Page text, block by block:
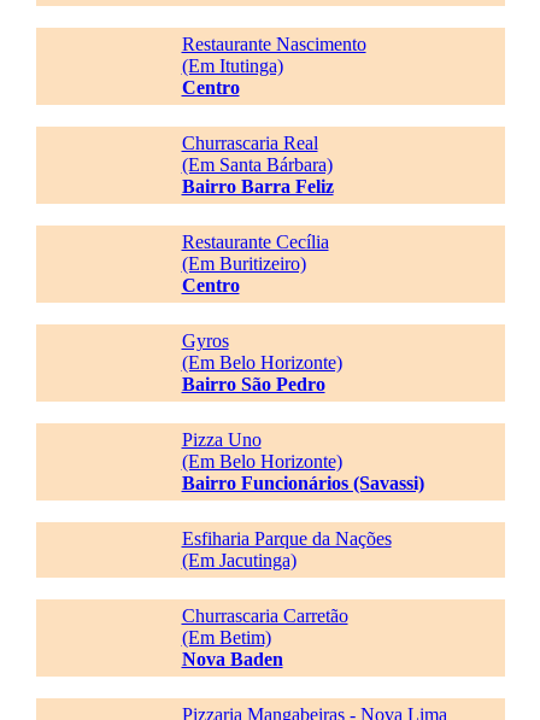
Restaurante Nascimento
(Em Itutinga)
Centro
Churrascaria Real
(Em Santa Bárbara)
Bairro Barra Feliz
Restaurante Cecília
(Em Buritizeiro)
Centro
Gyros
(Em Belo Horizonte)
Bairro São Pedro
Pizza Uno
(Em Belo Horizonte)
Bairro Funcionários (Savassi)
Esfiharia Parque da Nações
(Em Jacutinga)
Churrascaria Carretão
(Em Betim)
Nova Baden
Pizzaria Mangabeiras - Nova Lima